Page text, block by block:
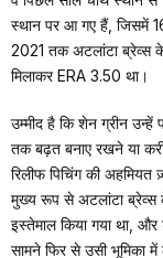
स्थान पर आ गए हैं, जिसमें
2021 तक अटलांटा ब्रेव्स
मिलाकर ERA 3.50 था।
उम्मीद है कि शेन ग्रीन
तक बढ़त बनाए रखने या
रिलीफ पिचिंग की
मुख्य रूप से अटलांटा
इस्तेमाल किया गया था,
सामने फिर से उसी भूमिका में